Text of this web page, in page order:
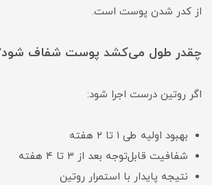
از کدر شدن پوست است.
چقدر طول می‌کشد پوست شفاف
اگر روتین درست اجرا شود:
بهبود اولیه طی ۱ تا ۲ هفته
شفافیت قابل‌توجه بعد از ۳ تا ۴ هفته
نتیجه پایدار با استمرار روتین